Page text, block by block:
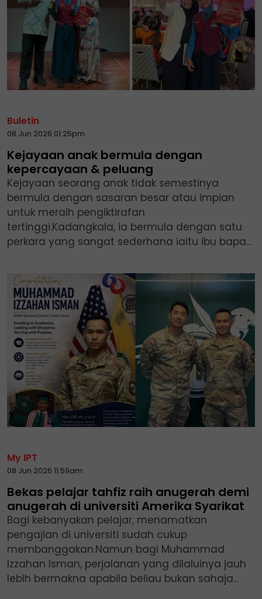
Buletin
08 Jun 2026 01:25pm
Kejayaan anak bermula dengan
kepercayaan & peluang
Kejayaan seorang anak tidak semestinya
bermula dengan sasaran besar atau impian
untuk meraih pengiktirafan
tertinggi.Kadangkala, ia bermula dengan satu
perkara yang sangat sederhana iaitu ibu bapa...
My IPT
08 Jun 2026 11:59am
Bekas pelajar tahfiz raih anugerah demi
anugerah di universiti Amerika Syarikat
Bagi kebanyakan pelajar, menamatkan
pengajian di universiti sudah cukup
membanggakan.Namun bagi Muhammad
Izzahan Isman, perjalanan yang dilaluinya jauh
lebih bermakna apabila beliau bukan sahaja...